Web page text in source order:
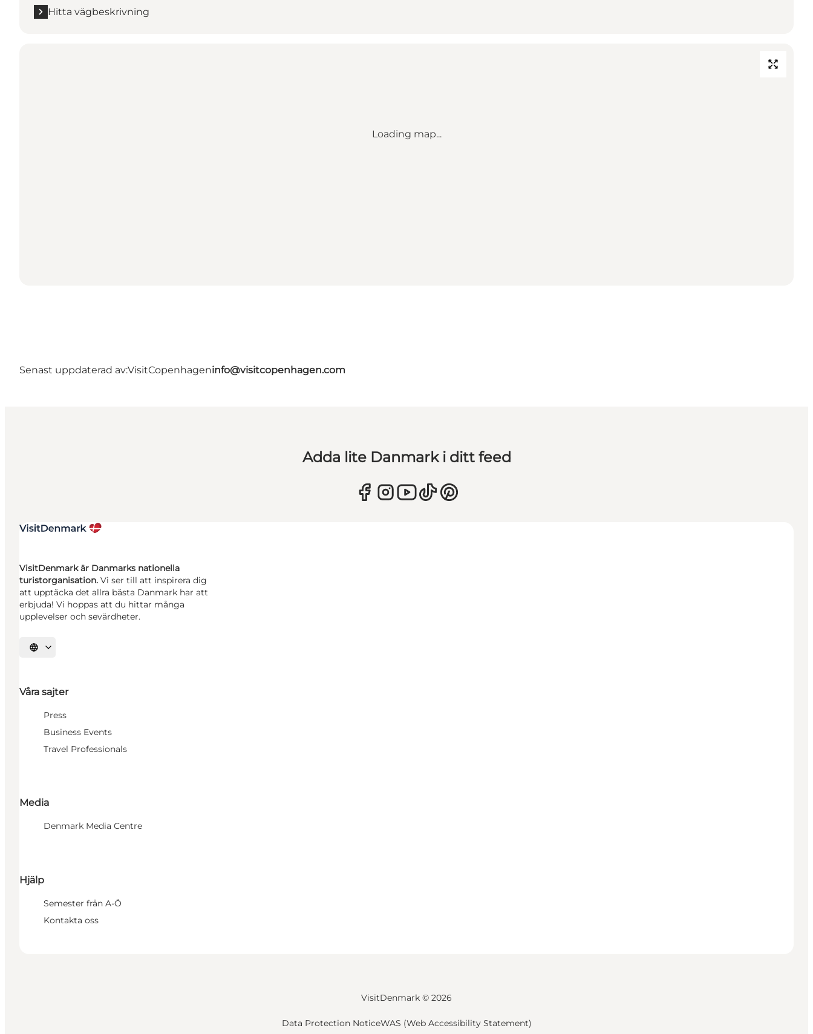
Hitta vägbeskrivning
Loading map...
Senast uppdaterad av:VisitCopenhageninfo@visitcopenhagen.com
Adda lite Danmark i ditt feed
VisitDenmark är Danmarks nationella
turistorganisation. Vi ser till att inspirera dig
att upptäcka det allra bästa Danmark har att
erbjuda! Vi hoppas att du hittar många
upplevelser och sevärdheter.
Välj språk
Våra sajter
Press
Business Events
Travel Professionals
Media
Denmark Media Centre
Hjälp
Semester från A-Ö
Kontakta oss
VisitDenmark © 2026
Data Protection NoticeWAS (Web Accessibility Statement)